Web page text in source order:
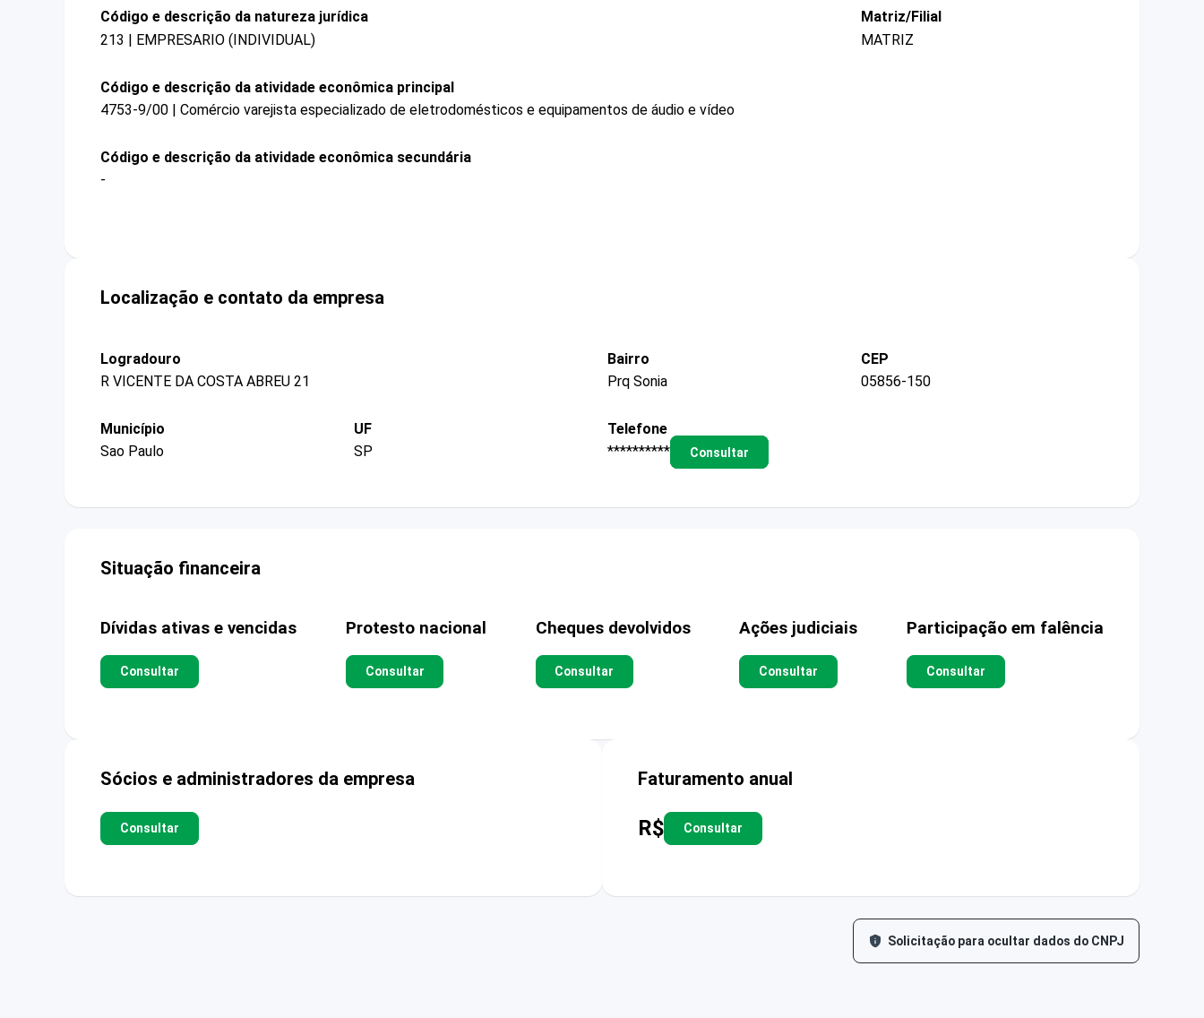
Código e descrição da natureza jurídica
213 | EMPRESARIO (INDIVIDUAL)
Matriz/Filial
MATRIZ
Código e descrição da atividade econômica principal
4753-9/00 | Comércio varejista especializado de eletrodomésticos e equipamentos de áudio e vídeo
Código e descrição da atividade econômica secundária
-
Localização e contato da empresa
Logradouro
R VICENTE DA COSTA ABREU 21
Bairro
Prq Sonia
CEP
05856-150
Município
Sao Paulo
UF
SP
Telefone
**********
Consultar
Situação financeira
Dívidas ativas e vencidas
Consultar
Protesto nacional
Consultar
Cheques devolvidos
Consultar
Ações judiciais
Consultar
Participação em falência
Consultar
Sócios e administradores da empresa
Consultar
Faturamento anual
R$ Consultar
Solicitação para ocultar dados do CNPJ